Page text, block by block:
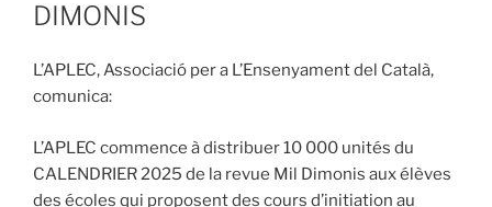
DIMONIS
L’APLEC, Associació per a L’Ensenyament del Català,
comunica:
L’APLEC commence à distribuer 10 000 unités du
CALENDRIER 2025 de la revue Mil Dimonis aux élèves
des écoles qui proposent des cours d’initiation au